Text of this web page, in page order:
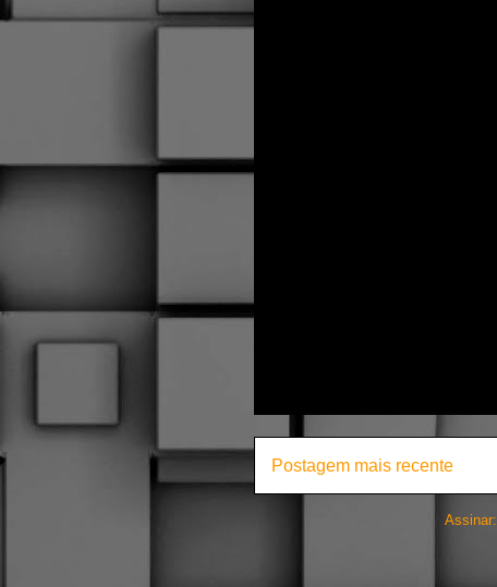
Postagem mais recente
Assinar: